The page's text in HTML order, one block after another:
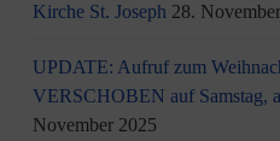
Kirche St. Joseph 28.
UPDATE: Aufruf zum
VERSCHOBEN auf Samstag,
November 2025